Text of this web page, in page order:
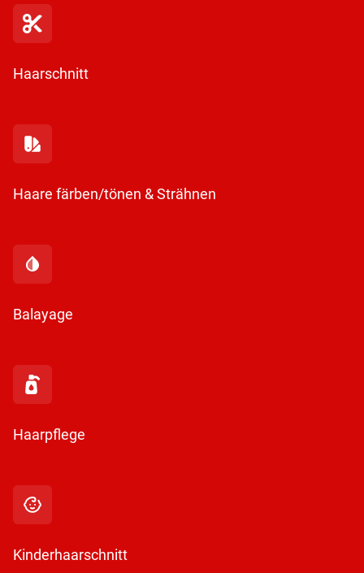
Haarschnitt
Haare färben/tönen & Strähnen
Balayage
Haarpflege
Kinderhaarschnitt